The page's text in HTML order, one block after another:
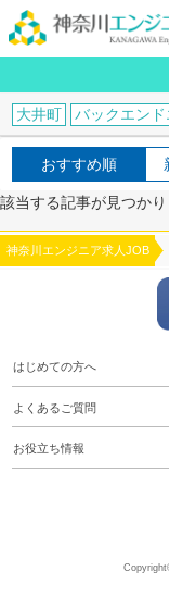
大井町 バックエン
おすすめ順
該当する記事が見つかり
神奈川エンジニア求人JOB
はじめての方へ
よくあるご質問
お役立ち情報